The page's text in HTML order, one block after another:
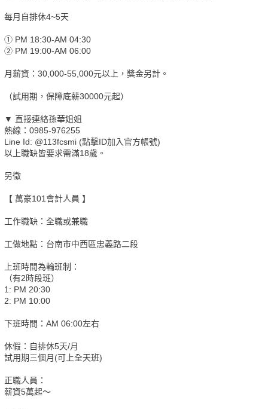
每月自排休4~5天
① PM 18:30-AM 04:30
② PM 19:00-AM 06:00
月薪資：30,000-55,000元以上，獎金另計。
（試用期，保障底薪30000元起）
▼ 直接連絡孫華姐姐
熱線：0985-976255
Line Id: @113fcsmi (點擊ID加入官方帳號)
以上職缺皆要求需滿18歲。
另徵
【 萬豪101會計人員 】
工作職缺：全職或兼職
工做地點：台南市中西區忠義路二段
上班時間為輪班制：
（有2時段班）
1: PM 20:30
2: PM 10:00
下班時間：AM 06:00左右
休假：自排休5天/月
試用期三個月(可上全天班)
正職人員：
薪資5萬起～